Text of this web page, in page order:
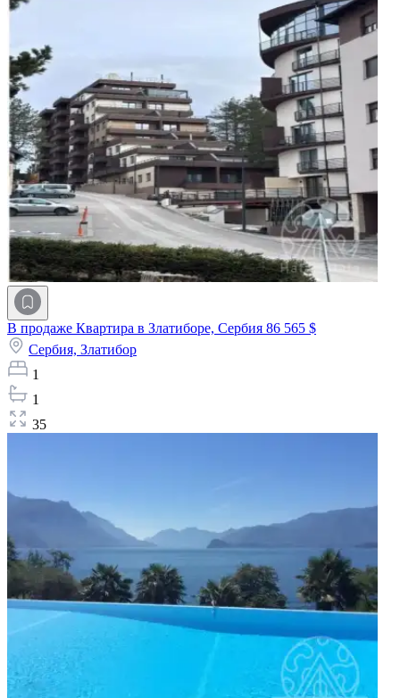
В продаже Квартира в Златиборе, Сербия 86 565 $
Сербия, Златибор
1
1
35